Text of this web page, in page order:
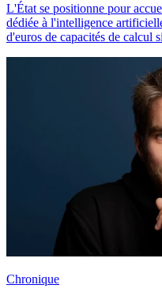
L'État se positionne pour
dédiée à l'intelligence
d'euros de capacités de calcul
Chronique